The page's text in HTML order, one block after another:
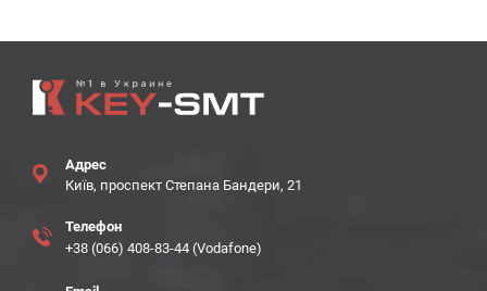
Адрес
Київ, проспект Степана Бандери, 21
Телефон
+38 (066) 408-83-44 (Vodafone)